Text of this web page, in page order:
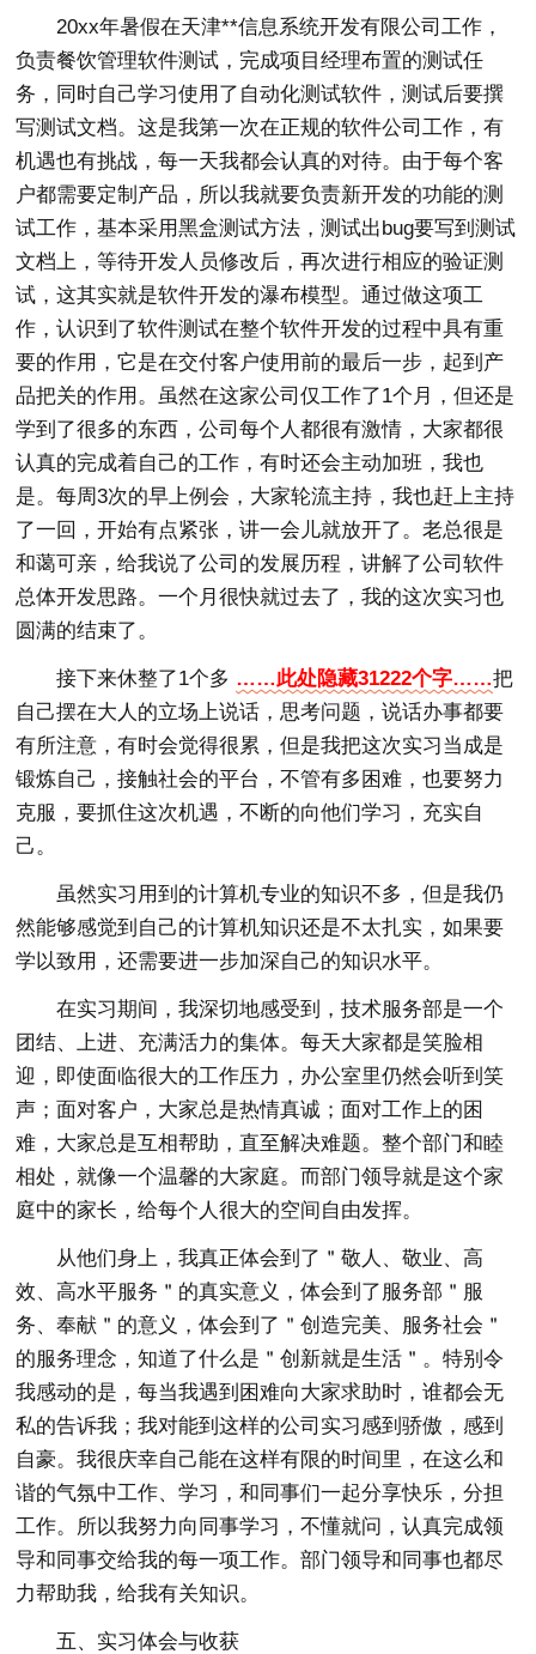
20xx年暑假在天津**信息系统开发有限公司工作，
负责餐饮管理软件测试，完成项目经理布置的测试任
务，同时自己学习使用了自动化测试软件，测试后要撰
写测试文档。这是我第一次在正规的软件公司工作，有
机遇也有挑战，每一天我都会认真的对待。由于每个客
户都需要定制产品，所以我就要负责新开发的功能的测
试工作，基本采用黑盒测试方法，测试出bug要写到测试
文档上，等待开发人员修改后，再次进行相应的验证测
试，这其实就是软件开发的瀑布模型。通过做这项工
作，认识到了软件测试在整个软件开发的过程中具有重
要的作用，它是在交付客户使用前的最后一步，起到产
品把关的作用。虽然在这家公司仅工作了1个月，但还是
学到了很多的东西，公司每个人都很有激情，大家都很
认真的完成着自己的工作，有时还会主动加班，我也
是。每周3次的早上例会，大家轮流主持，我也赶上主持
了一回，开始有点紧张，讲一会儿就放开了。老总很是
和蔼可亲，给我说了公司的发展历程，讲解了公司软件
总体开发思路。一个月很快就过去了，我的这次实习也
圆满的结束了。
接下来休整了1个多 ……此处隐藏31222个字……把
自己摆在大人的立场上说话，思考问题，说话办事都要
有所注意，有时会觉得很累，但是我把这次实习当成是
锻炼自己，接触社会的平台，不管有多困难，也要努力
克服，要抓住这次机遇，不断的向他们学习，充实自
己。
虽然实习用到的计算机专业的知识不多，但是我仍
然能够感觉到自己的计算机知识还是不太扎实，如果要
学以致用，还需要进一步加深自己的知识水平。
在实习期间，我深切地感受到，技术服务部是一个
团结、上进、充满活力的集体。每天大家都是笑脸相
迎，即使面临很大的工作压力，办公室里仍然会听到笑
声；面对客户，大家总是热情真诚；面对工作上的困
难，大家总是互相帮助，直至解决难题。整个部门和睦
相处，就像一个温馨的大家庭。而部门领导就是这个家
庭中的家长，给每个人很大的空间自由发挥。
从他们身上，我真正体会到了＂敬人、敬业、高
效、高水平服务＂的真实意义，体会到了服务部＂服
务、奉献＂的意义，体会到了＂创造完美、服务社会＂
的服务理念，知道了什么是＂创新就是生活＂。特别令
我感动的是，每当我遇到困难向大家求助时，谁都会无
私的告诉我；我对能到这样的公司实习感到骄傲，感到
自豪。我很庆幸自己能在这样有限的时间里，在这么和
谐的气氛中工作、学习，和同事们一起分享快乐，分担
工作。所以我努力向同事学习，不懂就问，认真完成领
导和同事交给我的每一项工作。部门领导和同事也都尽
力帮助我，给我有关知识。
五、实习体会与收获